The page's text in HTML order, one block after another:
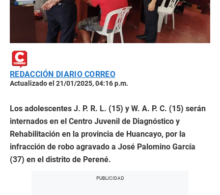
REDACCIÓN DIARIO CORREO
Actualizado el 21/01/2025, 04:16 p.m.
Los adolescentes J. P. R. L. (15) y W. A. P. C. (15) serán
internados en el Centro Juvenil de Diagnóstico y
Rehabilitación en la provincia de Huancayo, por la
infracción de robo agravado a José Palomino García
(37) en el distrito de Perené.